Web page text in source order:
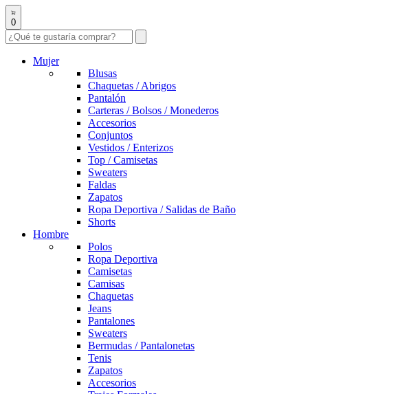
0
Mujer
Blusas
Chaquetas / Abrigos
Pantalón
Carteras / Bolsos / Monederos
Accesorios
Conjuntos
Vestidos / Enterizos
Top / Camisetas
Sweaters
Faldas
Zapatos
Ropa Deportiva / Salidas de Baño
Shorts
Hombre
Polos
Ropa Deportiva
Camisetas
Camisas
Chaquetas
Jeans
Pantalones
Sweaters
Bermudas / Pantalonetas
Tenis
Zapatos
Accesorios